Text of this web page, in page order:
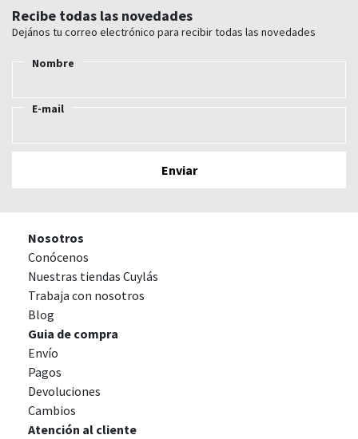
Recibe todas las novedades
Dejános tu correo electrónico para recibir todas las novedades
Nombre
E-mail
Nosotros
Conócenos
Nuestras tiendas Cuylás
Trabaja con nosotros
Blog
Guia de compra
Envío
Pagos
Devoluciones
Cambios
Atención al cliente